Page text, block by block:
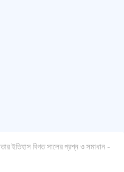
ইতিহাস বিগত সালের প্রশ্ন ও সমাধান -